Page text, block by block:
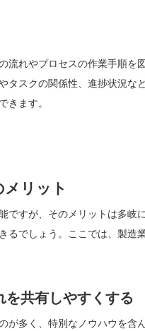
流れやプロセスの作業手順を
タスクの関係性、進捗状況な
きます。
リット
ですが、そのメリットは多岐
るでしょう。ここでは、製造
共有しやすくする
が多く、特別なノウハウを含